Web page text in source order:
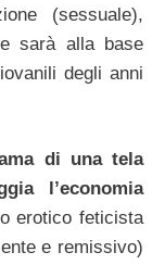
(sessuale),
sarà alla base
degli anni
di una tela
l’economia
erotico feticista
e remissivo)